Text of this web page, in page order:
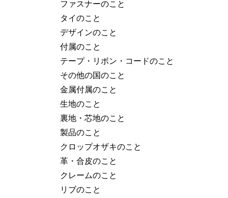
ファスナーのこと
タイのこと
デザインのこと
付属のこと
テープ・リボン・コードのこと
その他の国のこと
金属付属のこと
生地のこと
裏地・芯地のこと
製品のこと
クロップオザキのこと
革・合皮のこと
クレームのこと
リブのこと